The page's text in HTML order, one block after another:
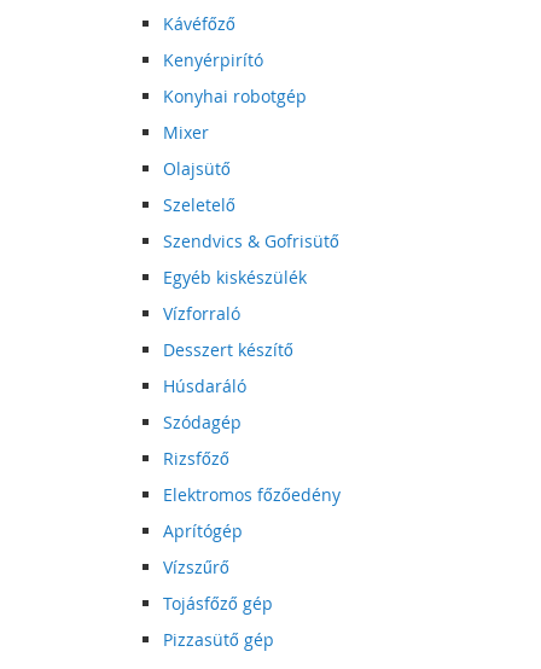
Kávéfőző
Kenyérpirító
Konyhai robotgép
Mixer
Olajsütő
Szeletelő
Szendvics & Gofrisütő
Egyéb kiskészülék
Vízforraló
Desszert készítő
Húsdaráló
Szódagép
Rizsfőző
Elektromos főzőedény
Aprítógép
Vízszűrő
Tojásfőző gép
Pizzasütő gép